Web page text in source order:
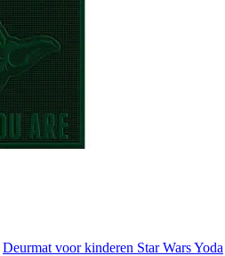
Deurmat voor kinderen Star Wars Yoda